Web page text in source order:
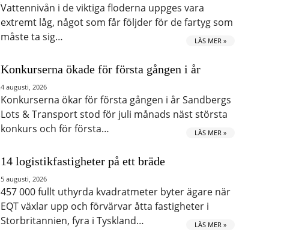
Vattennivån i de viktiga floderna uppges vara
extremt låg, något som får följder för de fartyg som
måste ta sig…
LÄS MER »
Konkurserna ökade för första gången i år
4 augusti, 2026
Konkurserna ökar för första gången i år Sandbergs
Lots & Transport stod för juli månads näst största
konkurs och för första…
LÄS MER »
14 logistikfastigheter på ett bräde
5 augusti, 2026
457 000 fullt uthyrda kvadratmeter byter ägare när
EQT växlar upp och förvärvar åtta fastigheter i
Storbritannien, fyra i Tyskland…
LÄS MER »